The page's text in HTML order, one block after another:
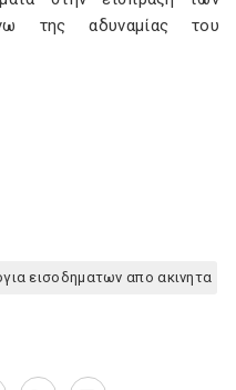
της αδυναμίας του
εισοδηματων απο ακινητα